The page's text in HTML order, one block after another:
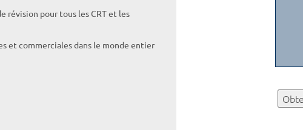
révision pour tous les CRT et les
et commerciales dans le monde entier